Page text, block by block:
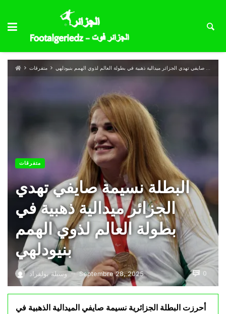
متفرقات البطلة نسيمة صايفي تهدي الجزائر ميدالية ذهبية في بطولة العالم لذوي الهمم بنيودلهي
متفرقات
البطلة نسيمة صايفي تهدي
الجزائر ميدالية ذهبية في
بطولة العالم لذوي الهمم
بنيودلهي
وسيلة بولفراد — Septembre 28, 2025 0
أحرزت البطلة الجزائرية نسيمة صايفي الميدالية الذهبية في